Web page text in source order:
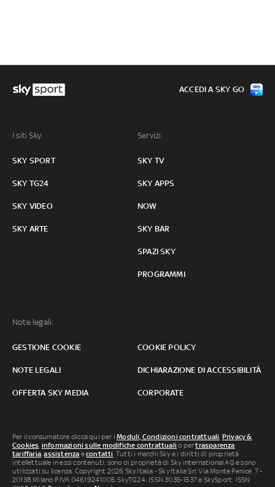
I siti Sky:
SKY SPORT
SKY TG24
SKY VIDEO
SKY ARTE
Servizi:
SKY TV
SKY APPS
NOW
SKY BAR
SPAZI SKY
PROGRAMMI
Note legali:
GESTIONE COOKIE COOKIE POLICY
NOTE LEGALI DICHIARAZIONE DI ACCESSIBILITÀ
OFFERTA SKY MEDIA CORPORATE
ACCEDI A SKY GO
Per il consumatore clicca qui per iModuli, Condizioni contrattuali, Privacy &
Cookies, informazioni sulle modifiche contrattuali o pertrasparenza
tariffaria,assistenza econtatti. Tutti i marchi Sky e i diritti di proprietà
intellettuale in essi contenuti, sono di proprietà di Sky international AG e sono
utilizzati su licenza. Copyright 2026 Sky Italia - Sky Italia Srl Via Monte Penice, 7 -
20138 Milano P.IVA 04619241005. SkyTG24: ISSN 3035-1537 e SkySport: ISSN